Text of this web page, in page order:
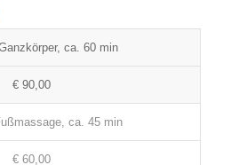
ca. 60 min
€ 90,00
ca. 45 min
€ 60,00